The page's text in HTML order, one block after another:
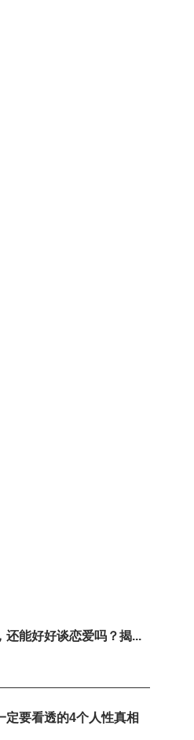
还能好好谈恋爱吗？揭...
定要看透的4个人性真相